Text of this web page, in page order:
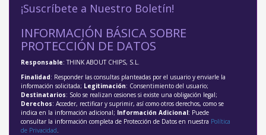
¡Suscríbete a Nuestro Boletín!
INFORMACIÓN BÁSICA SOBRE
PROTECCIÓN DE DATOS
Responsable: THINK ABOUT CHIPS, S.L.
Finalidad: Responder las consultas planteadas por el usuario y enviarle la
información solicitada; Legitimación: Consentimiento del usuario;
Destinatarios: Solo se realizan cesiones si existe una obligación legal;
Derechos: Acceder, rectificar y suprimir, así como otros derechos, como se
indica en la información adicional; Información Adicional: Puede
consultar la información completa de Protección de Datos en nuestra Política
de Privacidad